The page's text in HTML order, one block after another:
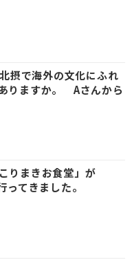
摂で海外の文化にふれ
りますか。 Aさんから
まきお食堂」が
てきました。